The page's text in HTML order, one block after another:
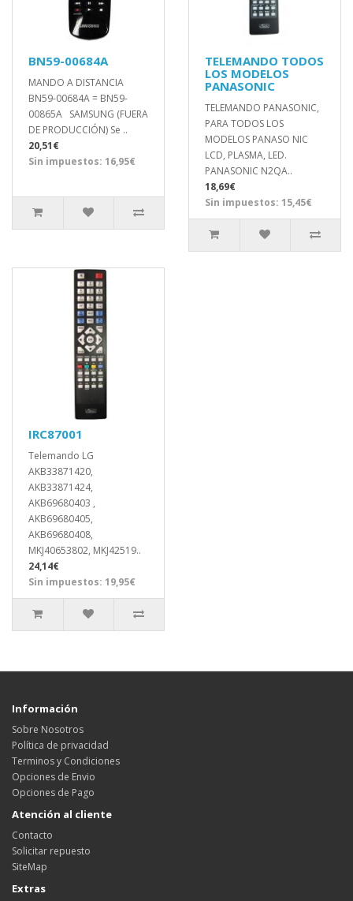
BN59-00684A
MANDO A DISTANCIA
BN59-00684A = BN59-
00865A SAMSUNG (FUERA
DE PRODUCCIÓN) Se ..
20,51€
Sin impuestos: 16,95€
TELEMANDO TODOS
LOS MODELOS
PANASONIC
TELEMANDO PANASONIC,
PARA TODOS LOS
MODELOS PANASO NIC
LCD, PLASMA, LED.
PANASONIC N2QA..
18,69€
Sin impuestos: 15,45€
IRC87001
Telemando LG
AKB33871420,
AKB33871424,
AKB69680403 ,
AKB69680405,
AKB69680408,
MKJ40653802, MKJ42519..
24,14€
Sin impuestos: 19,95€
Información
Sobre Nosotros
Política de privacidad
Terminos y Condiciones
Opciones de Envio
Opciones de Pago
Atención al cliente
Contacto
Solicitar repuesto
SiteMap
Extras